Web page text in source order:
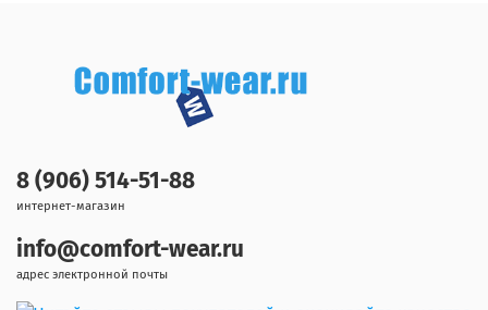
8 (906) 514-51-88
интернет-магазин
info@comfort-wear.ru
адрес электронной почты